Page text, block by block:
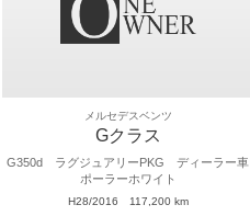
メルセデスベンツ
Gクラス
G350d ラグジュアリーPKG ディーラー車
ポーラーホワイト
H28/2016 117,200 km